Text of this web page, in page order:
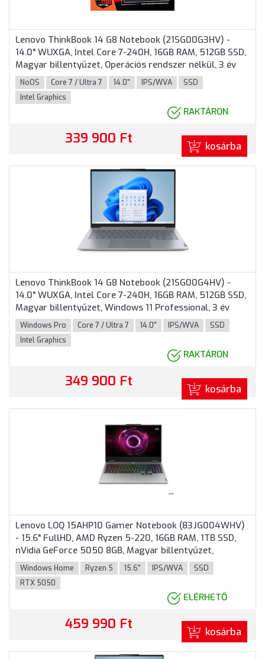
Lenovo ThinkBook 14 G8 Notebook (21SG00G3HV) -
14.0" WUXGA, Intel Core 7-240H, 16GB RAM, 512GB SSD,
Magyar billentyűzet, Operációs rendszer nélkül, 3 év
garancia, Szürke színben
NoOS Core 7 / Ultra 7 14.0" IPS/WVA
SSD
Intel Graphics
RAKTÁRON
339 900 Ft kosárba
Lenovo ThinkBook 14 G8 Notebook (21SG00G4HV) -
14.0" WUXGA, Intel Core 7-240H, 16GB RAM, 512GB SSD,
Magyar billentyűzet, Windows 11 Professional, 3 év
garancia, Szürke színben
Windows Pro Core 7 / Ultra 7 14.0" IPS/WVA
SSD
Intel Graphics
RAKTÁRON
349 900 Ft kosárba
Lenovo LOQ 15AHP10 Gamer Notebook (83JG004WHV)
- 15.6" FullHD, AMD Ryzen 5-220, 16GB RAM, 1TB SSD,
nVidia GeForce 5050 8GB, Magyar billentyűzet,
Windows 11 Home, 3 év garancia, Szürke színben
Windows Home Ryzen 5 15.6" IPS/WVA
SSD
RTX 5050
ELÉRHETŐ
459 990 Ft kosárba